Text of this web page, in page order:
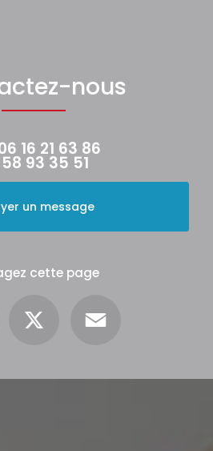
nous
16 21 63 86
93 35 51
un message
cette page